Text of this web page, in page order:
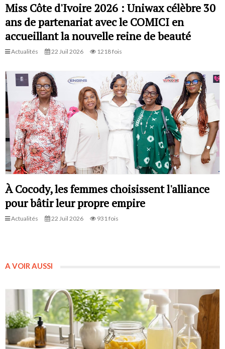
Miss Côte d'Ivoire 2026 : Uniwax célèbre 30
ans de partenariat avec le COMICI en
accueillant la nouvelle reine de beauté
Actualités 22 Juil 2026 1218 fois
À Cocody, les femmes choisissent l'alliance
pour bâtir leur propre empire
Actualités 22 Juil 2026 931 fois
A VOIR AUSSI